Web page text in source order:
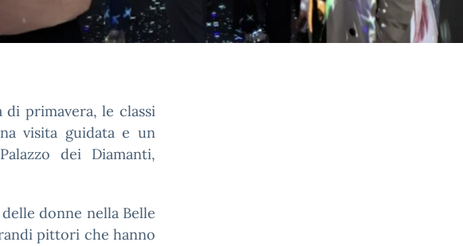
primavera, le classi
visita guidata e un
dei Diamanti,
donne nella Belle
pittori che hanno